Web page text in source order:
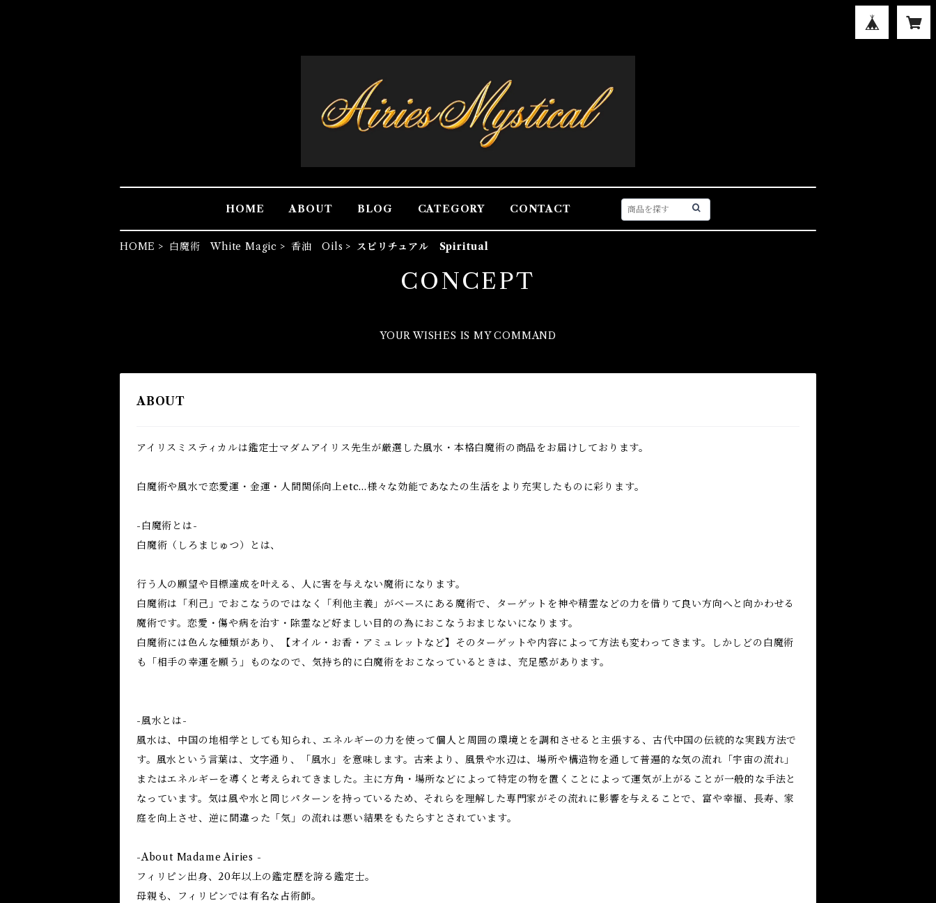
HOME ABOUT BLOG CATEGORY CONTACT
HOME 白魔術 White Magic 香油 Oils スピリチュアル Spiritual
CONCEPT
YOUR WISHES IS MY COMMAND
ABOUT
アイリスミスティカルは鑑定士マダムアイリス先生が厳選した風水・本格白魔術の商品をお届けしております。
白魔術や風水で恋愛運・金運・人間関係向上etc...様々な効能であなたの生活をより充実したものに彩ります。
-白魔術とは-
白魔術（しろまじゅつ）とは、
行う人の願望や目標達成を叶える、人に害を与えない魔術になります。
白魔術は「利己」でおこなうのではなく「利他主義」がベースにある魔術で、ターゲットを神や精霊などの力を借りて良い方向へと向かわせる
魔術です。恋愛・傷や病を治す・除霊など好ましい目的の為におこなうおまじないになります。
白魔術には色んな種類があり、【オイル・お香・アミュレットなど】そのターゲットや内容によって方法も変わってきます。しかしどの白魔術
も「相手の幸運を願う」ものなので、気持ち的に白魔術をおこなっているときは、充足感があります。
-風水とは-
風水は、中国の地相学としても知られ、エネルギーの力を使って個人と周囲の環境とを調和させると主張する、古代中国の伝統的な実践方法で
す。風水という言葉は、文字通り、「風水」を意味します。古来より、風景や水辺は、場所や構造物を通して普遍的な気の流れ「宇宙の流れ」
またはエネルギーを導くと考えられてきました。主に方角・場所などによって特定の物を置くことによって運気が上がることが一般的な手法と
なっています。気は風や水と同じパターンを持っているため、それらを理解した専門家がその流れに影響を与えることで、富や幸福、長寿、家
庭を向上させ、逆に間違った「気」の流れは悪い結果をもたらすとされています。
-About Madame Airies -
フィリピン出身、20年以上の鑑定歴を誇る鑑定士。
母親も、フィリピンでは有名な占術師。